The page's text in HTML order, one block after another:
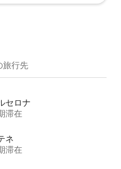
旅行先
セロナ
滞在
ネ
滞在